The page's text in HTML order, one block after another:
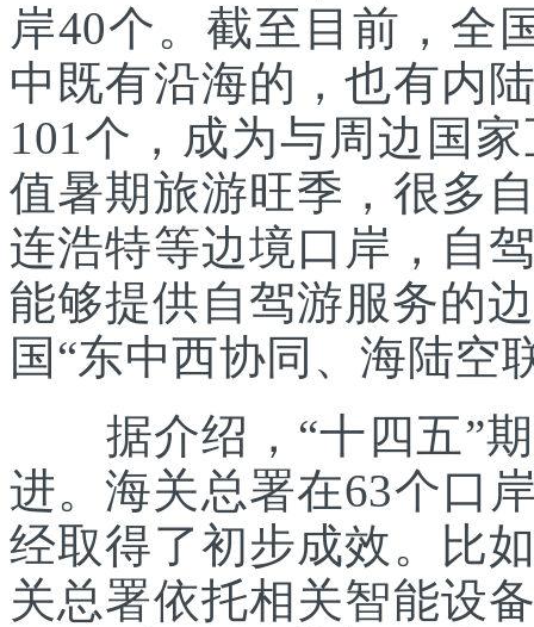
岸40个。截至目前，全
中既有沿海的，也有内
101个，成为与周边国
值暑期旅游旺季，很多
连浩特等边境口岸，自
能够提供自驾游服务的
国“东中西协同、海陆空
据介绍，“十四五”期
进。海关总署在63个口
经取得了初步成效。比
关总署依托相关智能设